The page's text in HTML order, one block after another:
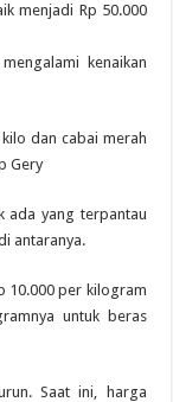
menjadi Rp 50.000
kenaikan
dan cabai merah
Gery
ada yang terpantau
antaranya.
10.000 per kilogram
untuk beras
Saat ini, harga